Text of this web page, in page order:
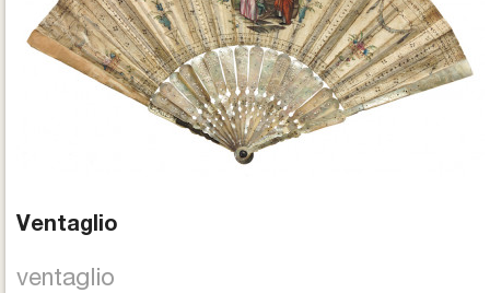
Biglietti e Orari
Facebook
Ventaglio
ventaglio